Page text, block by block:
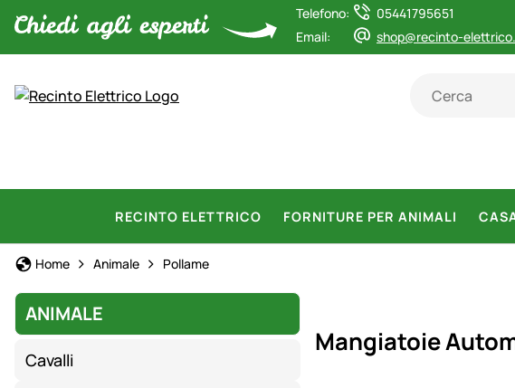
Telefono:
05441795651
Email:
shop@recinto-
RECINTO ELETTRICO FORNITURE PER ANIMALI
Home Animale Pollame
ANIMALE
Cavalli
Mangiatoie